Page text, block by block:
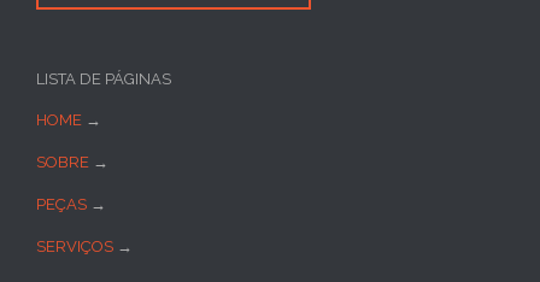
LISTA DE PÁGINAS
HOME →
SOBRE →
PEÇAS →
SERVIÇOS →